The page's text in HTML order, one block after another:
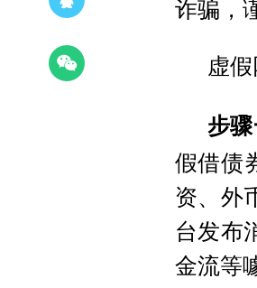
诈骗，
虚
步
假借债
资、外
台发布
金流等